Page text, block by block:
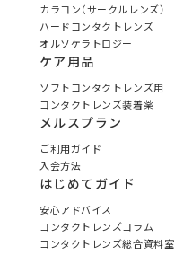
カラコン（サークルレンズ）
ハードコンタクトレンズ
オルソケラトロジー
ケア用品
ソフトコンタクトレンズ用
コンタクトレンズ装着薬
メルスプラン
ご利用ガイド
入会方法
はじめてガイド
安心アドバイス
コンタクトレンズコラム
コンタクトレンズ総合資料室